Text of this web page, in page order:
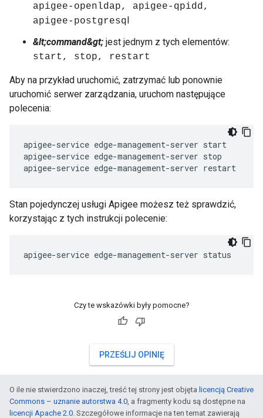
apigee-openldap, apigee-qpidd,
apigee-postgresql
&lt;command&gt; jest jednym z tych elementów:
start, stop, restart
Aby na przykład uruchomić, zatrzymać lub ponownie
uruchomić serwer zarządzania, uruchom następujące
polecenia:
apigee-service edge-management-server start
apigee-service edge-management-server stop
apigee-service edge-management-server restart
Stan pojedynczej usługi Apigee możesz też sprawdzić,
korzystając z tych instrukcji polecenie:
apigee-service edge-management-server status
Czy te wskazówki były pomocne?
PRZEŚLIJ OPINIĘ
O ile nie stwierdzono inaczej, treść tej strony jest objęta licencją Creative
Commons – uznanie autorstwa 4.0, a fragmenty kodu są dostępne na
licencji Apache 2.0. Szczegółowe informacje na ten temat zawierają